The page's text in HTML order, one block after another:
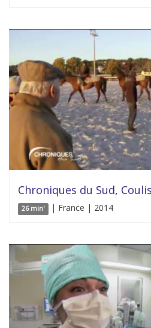
Chroniques du Sud,
26 min' | France | 2014